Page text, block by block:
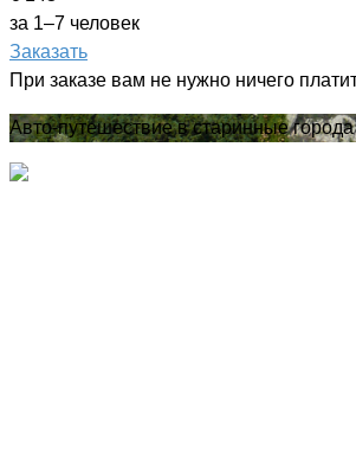
за 1–7 человек
Заказать
При заказе вам не нужно ничего
Авто-путешествие в старинные